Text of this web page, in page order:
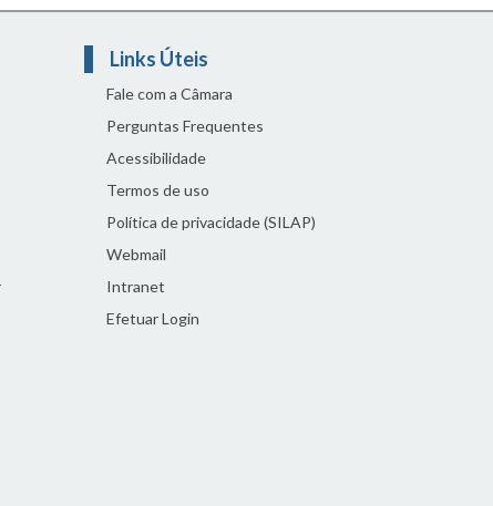
Links Úteis
Fale com a Câmara
Perguntas Frequentes
Acessibilidade
Termos de uso
Política de privacidade (SILAP)
Webmail
Intranet
Efetuar Login